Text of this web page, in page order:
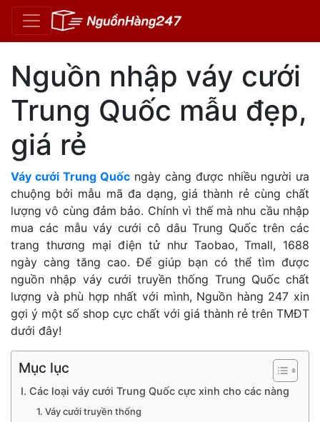
Nguồn nhập váy cưới
Trung Quốc mẫu đẹp,
giá rẻ
Váy cưới Trung Quốc ngày càng được nhiều người ưa
chuộng bởi mẫu mã đa dạng, giá thành rẻ cùng chất
lượng vô cùng đảm bảo. Chính vì thế mà nhu cầu nhập
mua các mẫu váy cưới cô dâu Trung Quốc trên các
trang thương mại điện tử như Taobao, Tmall, 1688
ngày càng tăng cao. Để giúp bạn có thể tìm được
nguồn nhập váy cưới truyền thống Trung Quốc chất
lượng và phù hợp nhất với mình, Nguồn hàng 247 xin
gợi ý một số shop cực chất với giá thành rẻ trên TMĐT
dưới đây!
Mục lục
I. Các loại váy cưới Trung Quốc cực xinh cho các nàng
1. Váy cưới truyền thống